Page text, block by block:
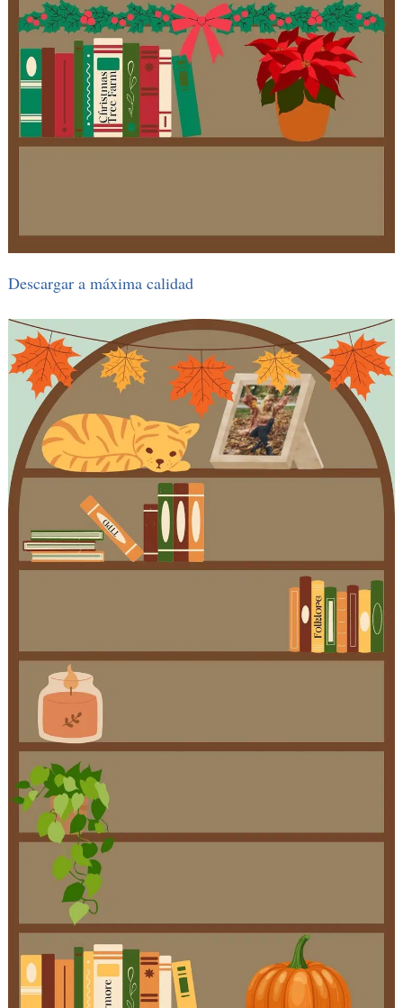
Descargar a máxima calidad